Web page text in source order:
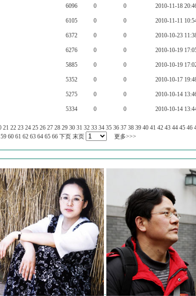
6096 0 0 2010-11-18
6105 0 0 2010-11-11
6372 0 0 2010-10-23
6276 0 0 2010-10-19
5885 0 0 2010-10-19
5352 0 0 2010-10-17
5275 0 0 2010-10-14
5334 0 0 2010-10-14
21 22 23 24 25 26 27 28 29 30 31 32 33 34 35 36 37 38 39 40 41 42 43 44 45 46
59 60 61 62 63 64 65 66 下页 末页 更多>>>